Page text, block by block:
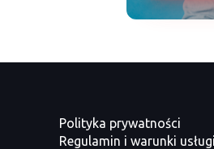
Polityka prywatności
Regulamin i warunki usługi